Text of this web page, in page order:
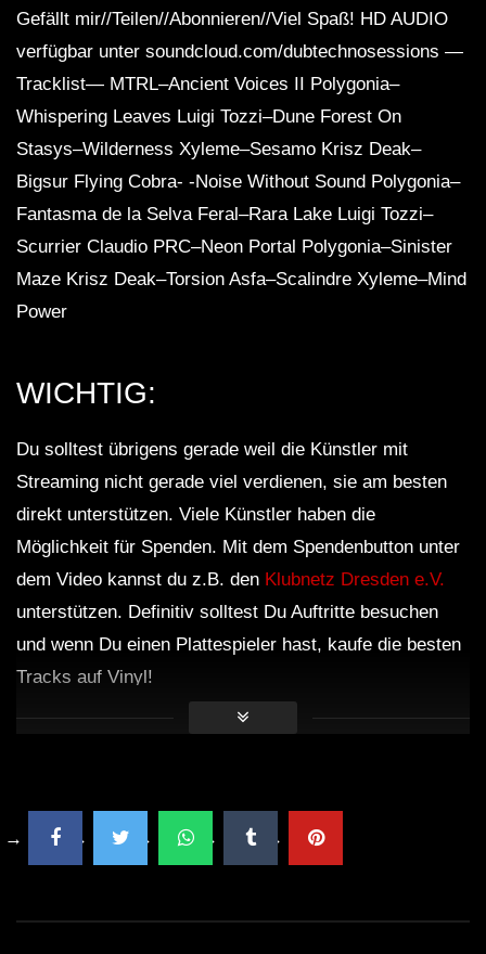
DUB TECHNO || Selection 084 ||
Minimal Boundaries
Dub Techno Music Set In The Mix By
Klaus
NARCOTIC 303 – Dub techno mix –
SEMA1 – Dub Waves Mix 2023
Dub Techno Sessions Episode 062
Dub Techno Music Set In The Mix # 33
By Klaüs.
Groove Dub Techno Mix #9 | A Quiet
Spot in A Loud Room
Andy Green – Dub Techno TV Podcast
Gefällt mir//Teilen//Abonnieren//Viel Spaß! HD AUDIO
verfügbar unter soundcloud.com/dubtechnosessions —
Tracklist— MTRL–Ancient Voices II Polygonia–
Whispering Leaves Luigi Tozzi–Dune Forest On
Stasys–Wilderness Xyleme–Sesamo Krisz Deak–
Bigsur Flying Cobra- -Noise Without Sound Polygonia–
Fantasma de la Selva Feral–Rara Lake Luigi Tozzi–
Scurrier Claudio PRC–Neon Portal Polygonia–Sinister
Maze Krisz Deak–Torsion Asfa–Scalindre Xyleme–Mind
Power
WICHTIG:
Du solltest übrigens gerade weil die Künstler mit
Streaming nicht gerade viel verdienen, sie am besten
direkt unterstützen. Viele Künstler haben die
Möglichkeit für Spenden. Mit dem Spendenbutton unter
dem Video kannst du z.B. den Klubnetz Dresden e.V.
unterstützen. Definitiv solltest Du Auftritte besuchen
und wenn Du einen Plattespieler hast, kaufe die besten
Tracks auf Vinyl!